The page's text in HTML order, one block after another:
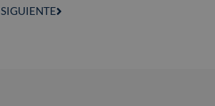
SIGUIENTE